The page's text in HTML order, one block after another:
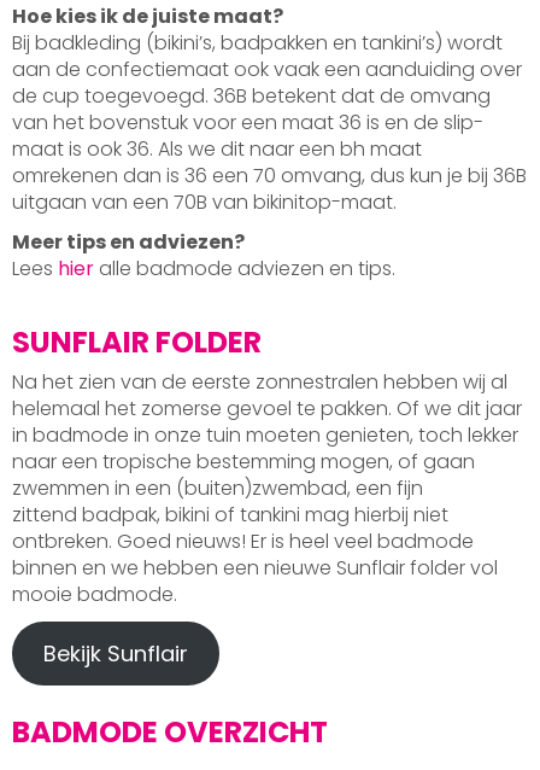
Hoe kies ik de juiste maat?
Bij badkleding (bikini’s, badpakken en tankini’s) wordt
aan de confectiemaat ook vaak een aanduiding over
de cup toegevoegd. 36B betekent dat de omvang
van het bovenstuk voor een maat 36 is en de slip-
maat is ook 36. Als we dit naar een bh maat
omrekenen dan is 36 een 70 omvang, dus kun je bij 36B
uitgaan van een 70B van bikinitop-maat.
Meer tips en adviezen?
Lees hier alle badmode adviezen en tips.
SUNFLAIR FOLDER
Na het zien van de eerste zonnestralen hebben wij al
helemaal het zomerse gevoel te pakken. Of we dit jaar
in badmode in onze tuin moeten genieten, toch lekker
naar een tropische bestemming mogen, of gaan
zwemmen in een (buiten)zwembad, een fijn
zittend badpak, bikini of tankini mag hierbij niet
ontbreken. Goed nieuws! Er is heel veel badmode
binnen en we hebben een nieuwe Sunflair folder vol
mooie badmode.
Bekijk Sunflair
BADMODE OVERZICHT